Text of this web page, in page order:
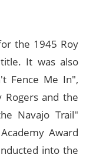
the 1945 Roy
It was also
Fence Me In",
and the
Navajo Trail"
Award
into the